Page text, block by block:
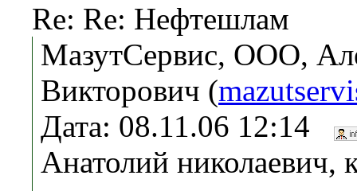
Re: Re: Нефтешлам
МазутСервис, ООО,
Викторович (
Дата: 08.11.06 12:14
Анатолий николаевич,